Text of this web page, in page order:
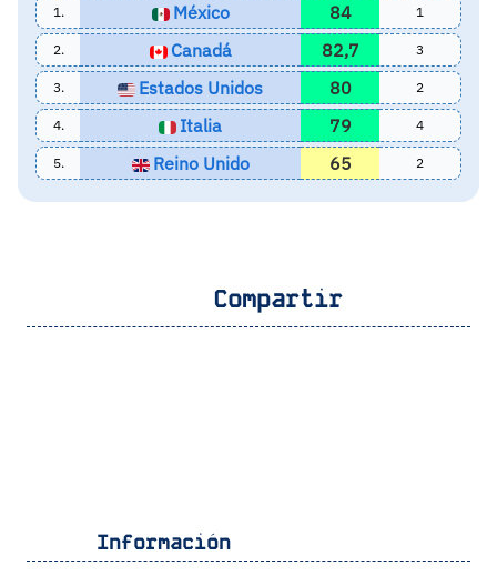
1. México 84 1
2. Canadá 82,7 3
3. Estados Unidos 80 2
4. Italia 79 4
5. Reino Unido 65 2
Compartir
Información